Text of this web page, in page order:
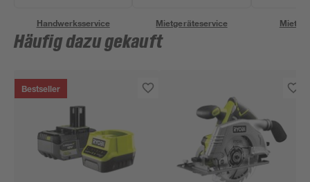
Handwerksservice Mietgeräteservice
Häufig dazu gekauft
Bestseller